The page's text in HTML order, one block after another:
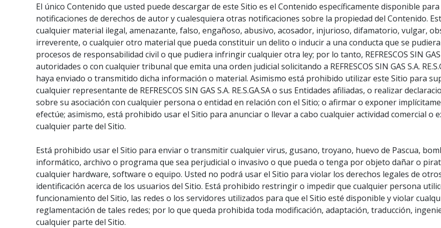
El único Contenido que usted puede descargar de este Sitio es el Contenido específicamente disponible
notificaciones de derechos de autor y cualesquiera otras notificaciones sobre la propiedad del Contenido.
cualquier material ilegal, amenazante, falso, engañoso, abusivo, acosador, injurioso, difamatorio, vulgar,
irreverente, o cualquier otro material que pueda constituir un delito o inducir a una conducta que se
procesos de responsabilidad civil o que pudiera infringir cualquier otra ley; por lo tanto, REFRESCOS SIN GAS
autoridades o con cualquier tribunal que emita una orden judicial solicitando a REFRESCOS SIN GAS S.A.
haya enviado o transmitido dicha información o material. Asimismo está prohibido utilizar este Sitio para
cualquier representante de REFRESCOS SIN GAS S.A. RE.S.GA.SA o sus Entidades afiliadas, o realizar
sobre su asociación con cualquier persona o entidad en relación con el Sitio; o afirmar o exponer
efectúe; asimismo, está prohibido usar el Sitio para anunciar o llevar a cabo cualquier actividad comercial
cualquier parte del Sitio.
Está prohibido usar el Sitio para enviar o transmitir cualquier virus, gusano, troyano, huevo de Pascua,
informático, archivo o programa que sea perjudicial o invasivo o que pueda o tenga por objeto dañar o
cualquier hardware, software o equipo. Usted no podrá usar el Sitio para violar los derechos legales de
identificación acerca de los usuarios del Sitio. Está prohibido restringir o impedir que cualquier persona
funcionamiento del Sitio, las redes o los servidores utilizados para que el Sitio esté disponible y violar
reglamentación de tales redes; por lo que queda prohibida toda modificación, adaptación, traducción,
cualquier parte del Sitio.